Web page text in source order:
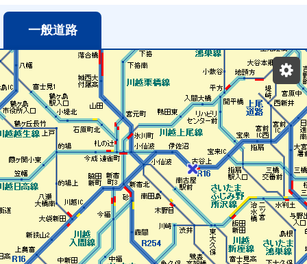
一般道路
表示設定
混雑 渋滞 通行止め
チェーン規制等
調整中
規制情報
事故 規制 通行止め